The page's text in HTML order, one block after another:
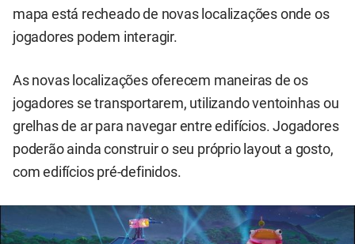
mapa está recheado de novas localizações onde os
jogadores podem interagir.
As novas localizações oferecem maneiras de os
jogadores se transportarem, utilizando ventoinhas ou
grelhas de ar para navegar entre edifícios. Jogadores
poderão ainda construir o seu próprio layout a gosto,
com edifícios pré-definidos.